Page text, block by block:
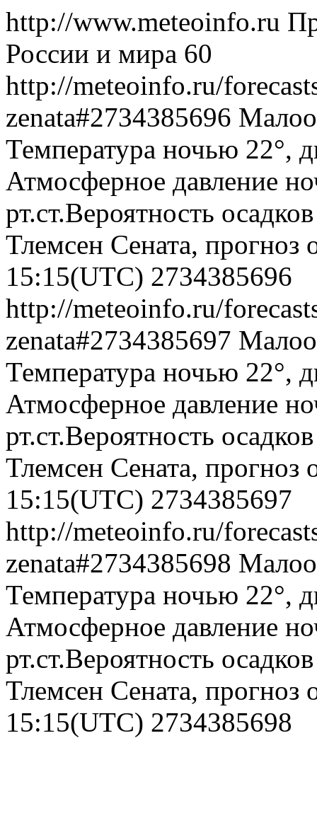
http://www.meteoinfo.ru
России и мира 60
http://meteoinfo.ru/
zenata#2734385696
Температура ночью 22°,
Атмосферное давление
рт.ст.Вероятность
Тлемсен Сената, прогноз
15:15(UTC) 2734385696
http://meteoinfo.ru/
zenata#2734385697
Температура ночью 22°,
Атмосферное давление
рт.ст.Вероятность
Тлемсен Сената, прогноз
15:15(UTC) 2734385697
http://meteoinfo.ru/
zenata#2734385698
Температура ночью 22°,
Атмосферное давление
рт.ст.Вероятность
Тлемсен Сената, прогноз
15:15(UTC) 2734385698